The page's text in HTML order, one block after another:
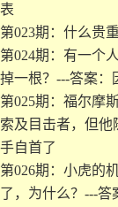
表
第023期：什么贵
第024期：有一个
掉一根？---答案：
第025期：福尔摩
索及目击者，但他
手自首了
第026期：小虎的
了，为什么？---答